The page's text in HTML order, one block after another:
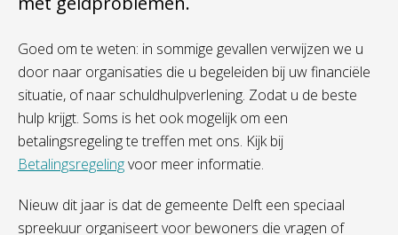
Goed om te weten: in sommige gevallen verwijzen we u
door naar organisaties die u begeleiden bij uw financiële
situatie, of naar schuldhulpverlening. Zodat u de beste
hulp krijgt. Soms is het ook mogelijk om een
betalingsregeling te treffen met ons. Kijk bij
Betalingsregelingvoor meer informatie.
Nieuw dit jaar is dat de gemeente Delft een speciaal
spreekuur organiseert voor bewoners die vragen of